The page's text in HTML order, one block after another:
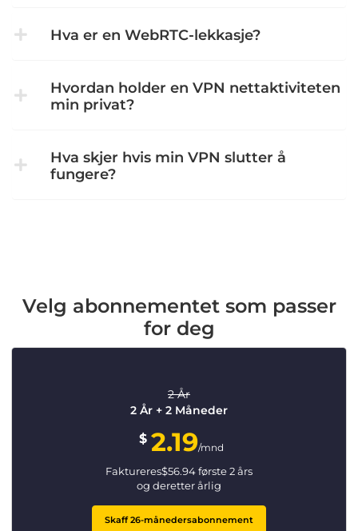
Hva er en WebRTC-lekkasje?
Hvordan holder en VPN nettaktiviteten
min privat?
Hva skjer hvis min VPN slutter å
fungere?
Velg abonnementet som passer
for deg
2 År
2 År + 2 Måneder
$ 2.19/mnd
Faktureres$56.94første 2 års
og deretter årlig
Skaff 26-månedersabonnement